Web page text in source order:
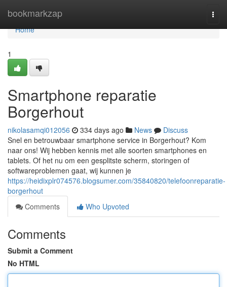
bookmarkzap
Home
Home
1
Smartphone reparatie
Borgerhout
nikolasamqi012056 334 days ago News
Discuss
Snel en betrouwbaar smartphone service in Borgerhout? Kom
naar ons! Wij hebben kennis met alle soorten smartphones en
tablets. Of het nu om een gesplitste scherm, storingen of
softwareproblemen gaat, wij kunnen je
https://heidixplr074576.blogsumer.com/35840820/telefoonreparatie-
borgerhout
Comments
Who Upvoted
Comments
Submit a Comment
No HTML